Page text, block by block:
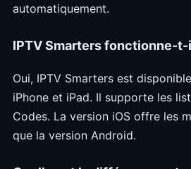
automatiquement.
IPTV Smarters fonctionne-t-
Oui, IPTV Smarters est
iPhone et iPad. Il supporte les
Codes. La version iOS offre les
que la version Android.